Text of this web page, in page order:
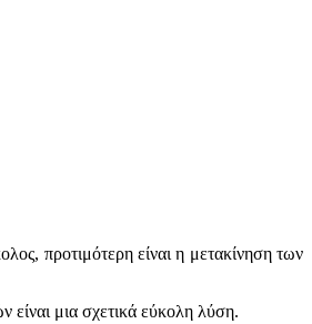
προτιμότερη είναι η μετακίνηση των
μια σχετικά εύκολη λύση.